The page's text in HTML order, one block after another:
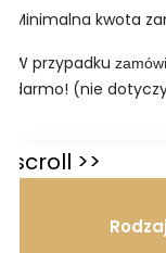
Minimalna kwota
W przypadku
darmo! (nie